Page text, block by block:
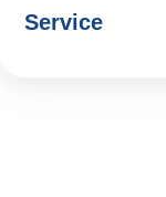
Service